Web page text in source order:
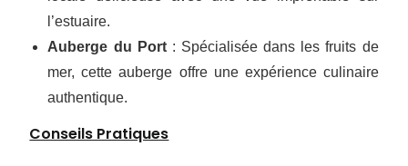
l’estuaire.
Auberge du Port: Spécialisée dans les fruits de
mer, cette auberge offre une expérience culinaire
authentique.
Conseils Pratiques